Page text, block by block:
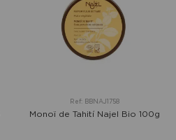
Ref: BBNAJ1758
Monoï de Tahití Najel Bio 100g